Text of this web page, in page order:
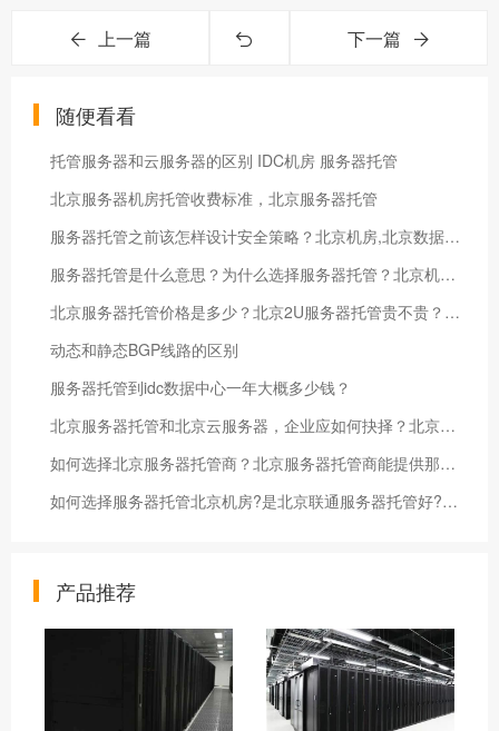
上一篇 下一篇
随便看看
托管服务器和云服务器的区别 IDC机房 服务器托管
北京服务器机房托管收费标准，北京服务器托管
服务器托管之前该怎样设计安全策略？北京机房,北京数据中心,北京高电机房,北京高电数据中心
服务器托管是什么意思？为什么选择服务器托管？北京机房,北京数据中心,北京高电机房,北京高电机房
北京服务器托管价格是多少？北京2U服务器托管贵不贵？北京高电数据机房
动态和静态BGP线路的区别
服务器托管到idc数据中心一年大概多少钱？
北京服务器托管和北京云服务器，企业应如何抉择？北京托管服务器又应该在什么情况下选择呢？北京机柜租用，北京高电机房，北京GPU服务器托管，北京数据中心
如何选择北京服务器托管商？北京服务器托管商能提供那些服务？北京机房,北京数据中心,北京高电机房,北京高电数据中心
如何选择服务器托管北京机房?是北京联通服务器托管好?还是北京电信服务器托管好?
产品推荐